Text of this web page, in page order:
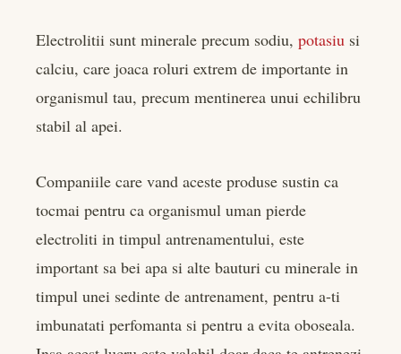
Electrolitii sunt minerale precum sodiu, potasiu si
calciu, care joaca roluri extrem de importante in
organismul tau, precum mentinerea unui echilibru
stabil al apei.
Companiile care vand aceste produse sustin ca
tocmai pentru ca organismul uman pierde
electroliti in timpul antrenamentului, este
important sa bei apa si alte bauturi cu minerale in
timpul unei sedinte de antrenament, pentru a-ti
imbunatati perfomanta si pentru a evita oboseala.